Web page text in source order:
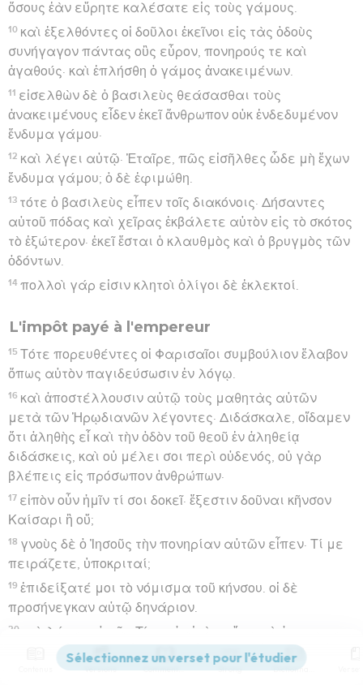
ὅσους ἐὰν εὕρητε καλέσατε εἰς τοὺς γάμους.
10 καὶ ἐξελθόντες οἱ δοῦλοι ἐκεῖνοι εἰς τὰς ὁδοὺς
συνήγαγον πάντας οὓς εὗρον, πονηρούς τε καὶ
ἀγαθούς· καὶ ἐπλήσθη ὁ γάμος ἀνακειμένων.
11 εἰσελθὼν δὲ ὁ βασιλεὺς θεάσασθαι τοὺς
ἀνακειμένους εἶδεν ἐκεῖ ἄνθρωπον οὐκ ἐνδεδυμένον
ἔνδυμα γάμου·
12 καὶ λέγει αὐτῷ· Ἑταῖρε, πῶς εἰσῆλθες ὧδε μὴ ἔχων
ἔνδυμα γάμου; ὁ δὲ ἐφιμώθη.
13 τότε ὁ βασιλεὺς εἶπεν τοῖς διακόνοις· Δήσαντες
αὐτοῦ πόδας καὶ χεῖρας ἐκβάλετε αὐτὸν εἰς τὸ σκότος
τὸ ἐξώτερον· ἐκεῖ ἔσται ὁ κλαυθμὸς καὶ ὁ βρυγμὸς τῶν
ὀδόντων.
14 πολλοὶ γάρ εἰσιν κλητοὶ ὀλίγοι δὲ ἐκλεκτοί.
L'impôt payé à l'empereur
15 Τότε πορευθέντες οἱ Φαρισαῖοι συμβούλιον ἔλαβον
ὅπως αὐτὸν παγιδεύσωσιν ἐν λόγῳ.
16 καὶ ἀποστέλλουσιν αὐτῷ τοὺς μαθητὰς αὐτῶν
μετὰ τῶν Ἡρῳδιανῶν λέγοντες· Διδάσκαλε, οἴδαμεν
ὅτι ἀληθὴς εἶ καὶ τὴν ὁδὸν τοῦ θεοῦ ἐν ἀληθείᾳ
διδάσκεις, καὶ οὐ μέλει σοι περὶ οὐδενός, οὐ γὰρ
βλέπεις εἰς πρόσωπον ἀνθρώπων·
17 εἰπὸν οὖν ἡμῖν τί σοι δοκεῖ· ἔξεστιν δοῦναι κῆνσον
Καίσαρι ἢ οὔ;
18 γνοὺς δὲ ὁ Ἰησοῦς τὴν πονηρίαν αὐτῶν εἶπεν· Τί με
πειράζετε, ὑποκριταί;
19 ἐπιδείξατέ μοι τὸ νόμισμα τοῦ κήνσου. οἱ δὲ
προσήνεγκαν αὐτῷ δηνάριον.
20
καὶ λέγει αὐτοῖς· Τίνος ἡ εἰκὼν αὕτη καὶ ἡ
ἐπιγραφή;
Versions Commentaires Strong